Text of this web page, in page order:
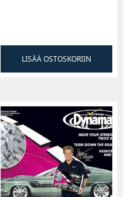
LISÄÄ OSTOSKORIIN